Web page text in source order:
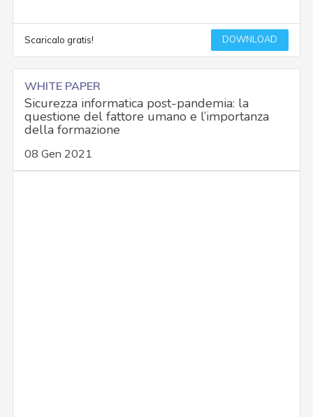
Scaricalo gratis! DOWNLOAD
WHITE PAPER
Sicurezza informatica post-pandemia: la
questione del fattore umano e l’importanza
della formazione
08 Gen 2021